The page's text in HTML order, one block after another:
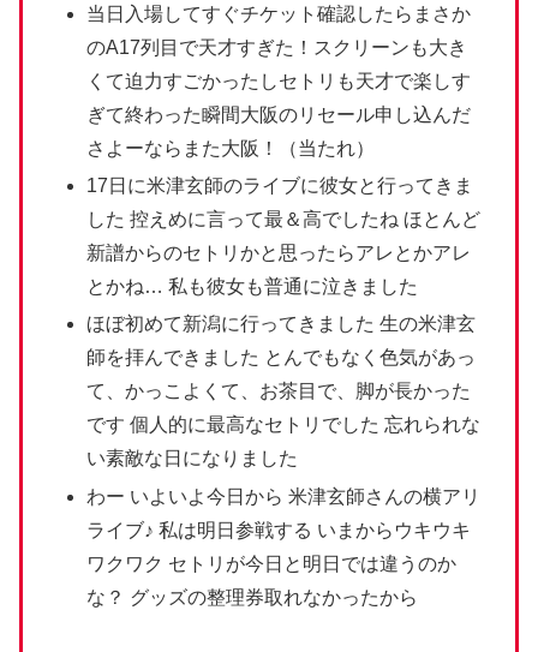
当日入場してすぐチケット確認したらまさか
のA17列目で天才すぎた！スクリーンも大き
くて迫力すごかったしセトリも天才で楽しす
ぎて終わった瞬間大阪のリセール申し込んだ
さよーならまた大阪！（当たれ）
17日に米津玄師のライブに彼女と行ってきま
した 控えめに言って最＆高でしたね ほとんど
新譜からのセトリかと思ったらアレとかアレ
とかね… 私も彼女も普通に泣きました
ほぼ初めて新潟に行ってきました 生の米津玄
師を拝んできました とんでもなく色気があっ
て、かっこよくて、お茶目で、脚が長かった
です 個人的に最高なセトリでした 忘れられな
い素敵な日になりました
わー いよいよ今日から 米津玄師さんの横アリ
ライブ♪ 私は明日参戦する いまからウキウキ
ワクワク セトリが今日と明日では違うのか
な？ グッズの整理券取れなかったから